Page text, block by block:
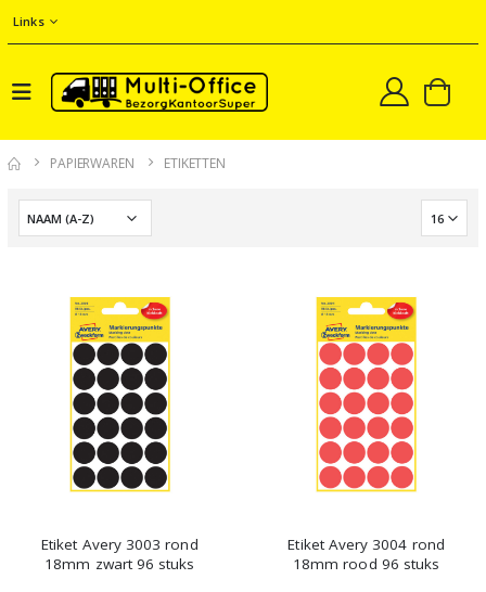
Links
PAPIERWAREN ETIKETTEN
Etiket Avery 3003 rond
18mm zwart 96 stuks
Etiket Avery 3004 rond
18mm rood 96 stuks